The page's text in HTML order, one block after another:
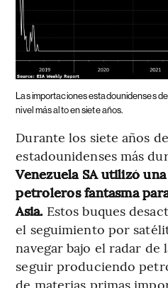
Las importaciones estadounidenses
nivel más alto en siete años.
Durante los siete años
estadounidenses más
Venezuela SA utilizó
petroleros fantasma
Asia. Estos buques
el seguimiento por
navegar bajo el radar de
seguir produciendo
de materias primas